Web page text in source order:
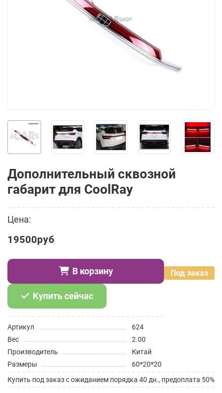
Дополнительный сквозной
габарит для CoolRay
Цена:
19500руб
Под заказ
В корзину
Купить сейчас
Артикул
624
Вес
2.00
Производитель
Китай
Размеры
60*20*20
Купить под заказ с ожиданием порядка 40 дн., предоплата 50%